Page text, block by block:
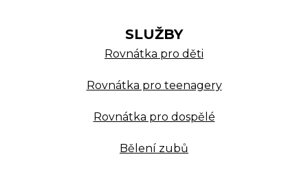
SLUŽBY
Rovnátka pro děti
Rovnátka pro teenagery
Rovnátka pro dospělé
Bělení zubů